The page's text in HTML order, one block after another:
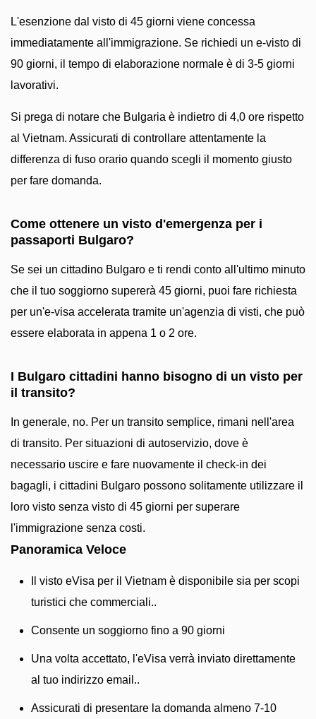
L'esenzione dal visto di 45 giorni viene concessa
immediatamente all'immigrazione. Se richiedi un e-visto di
90 giorni, il tempo di elaborazione normale è di 3-5 giorni
lavorativi.
Si prega di notare che Bulgaria è indietro di 4,0 ore rispetto
al Vietnam. Assicurati di controllare attentamente la
differenza di fuso orario quando scegli il momento giusto
per fare domanda.
Come ottenere un visto d'emergenza per i
passaporti Bulgaro?
Se sei un cittadino Bulgaro e ti rendi conto all'ultimo minuto
che il tuo soggiorno supererà 45 giorni, puoi fare richiesta
per un'e-visa accelerata tramite un'agenzia di visti, che può
essere elaborata in appena 1 o 2 ore.
I Bulgaro cittadini hanno bisogno di un visto per
il transito?
In generale, no. Per un transito semplice, rimani nell'area
di transito. Per situazioni di autoservizio, dove è
necessario uscire e fare nuovamente il check-in dei
bagagli, i cittadini Bulgaro possono solitamente utilizzare il
loro visto senza visto di 45 giorni per superare
l'immigrazione senza costi.
Panoramica Veloce
Il visto eVisa per il Vietnam è disponibile sia per scopi
turistici che commerciali..
Consente un soggiorno fino a 90 giorni
Una volta accettato, l'eVisa verrà inviato direttamente
al tuo indirizzo email..
Assicurati di presentare la domanda almeno 7-10